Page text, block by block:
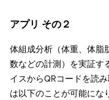
アプリ その２
体組成分析（体重、体脂
数などの計測）を実証す
イスからQRコードを読
は以下のことが可能にな